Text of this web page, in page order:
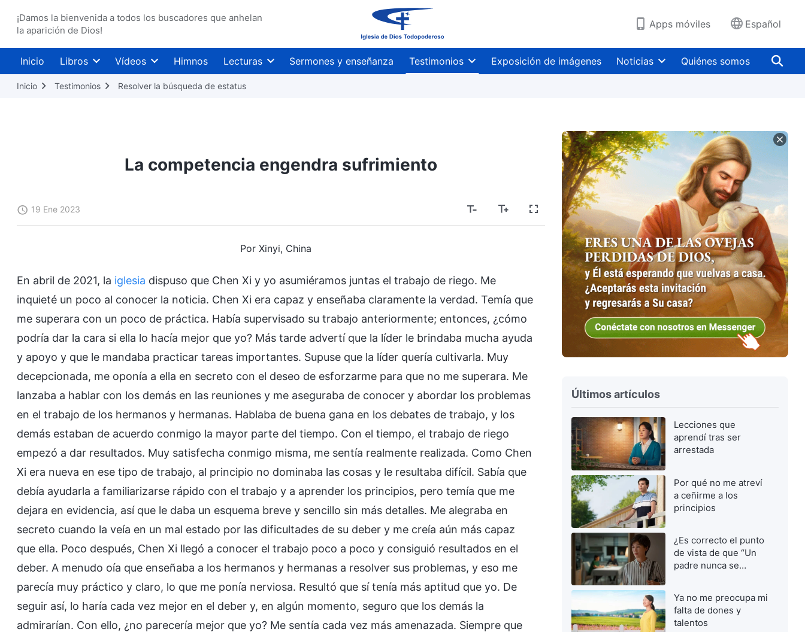
¡Damos la bienvenida a todos los buscadores que anhelan
la aparición de Dios!
Apps móviles Español
Inicio Libros Vídeos Himnos Lecturas Sermones y enseñanza Testimonios Exposición de imágenes Noticias Quiénes somos
Inicio Testimonios Resolver la búsqueda de estatus
La competencia engendra sufrimiento
19 Ene 2023
Por Xinyi, China
En abril de 2021, la iglesia dispuso que Chen Xi y yo asumiéramos juntas el trabajo de riego. Me
inquieté un poco al conocer la noticia. Chen Xi era capaz y enseñaba claramente la verdad. Temía que
me superara con un poco de práctica. Había supervisado su trabajo anteriormente; entonces, ¿cómo
podría dar la cara si ella lo hacía mejor que yo? Más tarde advertí que la líder le brindaba mucha ayuda
y apoyo y que le mandaba practicar tareas importantes. Supuse que la líder quería cultivarla. Muy
decepcionada, me oponía a ella en secreto con el deseo de esforzarme para que no me superara. Me
lanzaba a hablar con los demás en las reuniones y me aseguraba de conocer y abordar los problemas
en el trabajo de los hermanos y hermanas. Hablaba de buena gana en los debates de trabajo, y los
demás estaban de acuerdo conmigo la mayor parte del tiempo. Con el tiempo, el trabajo de riego
empezó a dar resultados. Muy satisfecha conmigo misma, me sentía realmente realizada. Como Chen
Xi era nueva en ese tipo de trabajo, al principio no dominaba las cosas y le resultaba difícil. Sabía que
debía ayudarla a familiarizarse rápido con el trabajo y a aprender los principios, pero temía que me
dejara en evidencia, así que le daba un esquema breve y sencillo sin más detalles. Me alegraba en
secreto cuando la veía en un mal estado por las dificultades de su deber y me creía aún más capaz
que ella. Poco después, Chen Xi llegó a conocer el trabajo poco a poco y consiguió resultados en el
deber. A menudo oía que enseñaba a los hermanos y hermanas a resolver sus problemas, y eso me
parecía muy práctico y claro, lo que me ponía nerviosa. Resultó que sí tenía más aptitud que yo. De
seguir así, lo haría cada vez mejor en el deber y, en algún momento, seguro que los demás la
admirarían. Con ello, ¿no parecería mejor que yo? Me sentía cada vez más amenazada. Siempre que
Últimos artículos
Lecciones que
aprendí tras ser
arrestada
Por qué no me atreví
a ceñirme a los
principios
¿Es correcto el punto
de vista de que “Un
padre nunca se
Ya no me preocupa mi
falta de dones y
talentos